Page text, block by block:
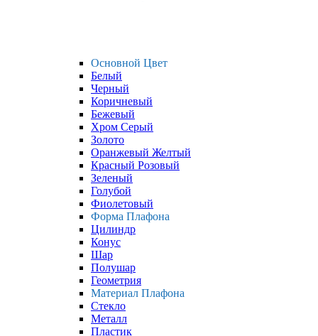
Основной Цвет
Белый
Черный
Коричневый
Бежевый
Хром Серый
Золото
Оранжевый Желтый
Красный Розовый
Зеленый
Голубой
Фиолетовый
Форма Плафона
Цилиндр
Конус
Шар
Полушар
Геометрия
Материал Плафона
Стекло
Металл
Пластик